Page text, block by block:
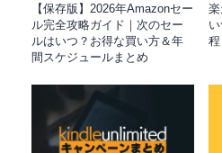
【保存版】2026年Amazonセー
ル完全攻略ガイド｜次のセー
ルはいつ？お得な買い方＆年
間スケジュールまとめ